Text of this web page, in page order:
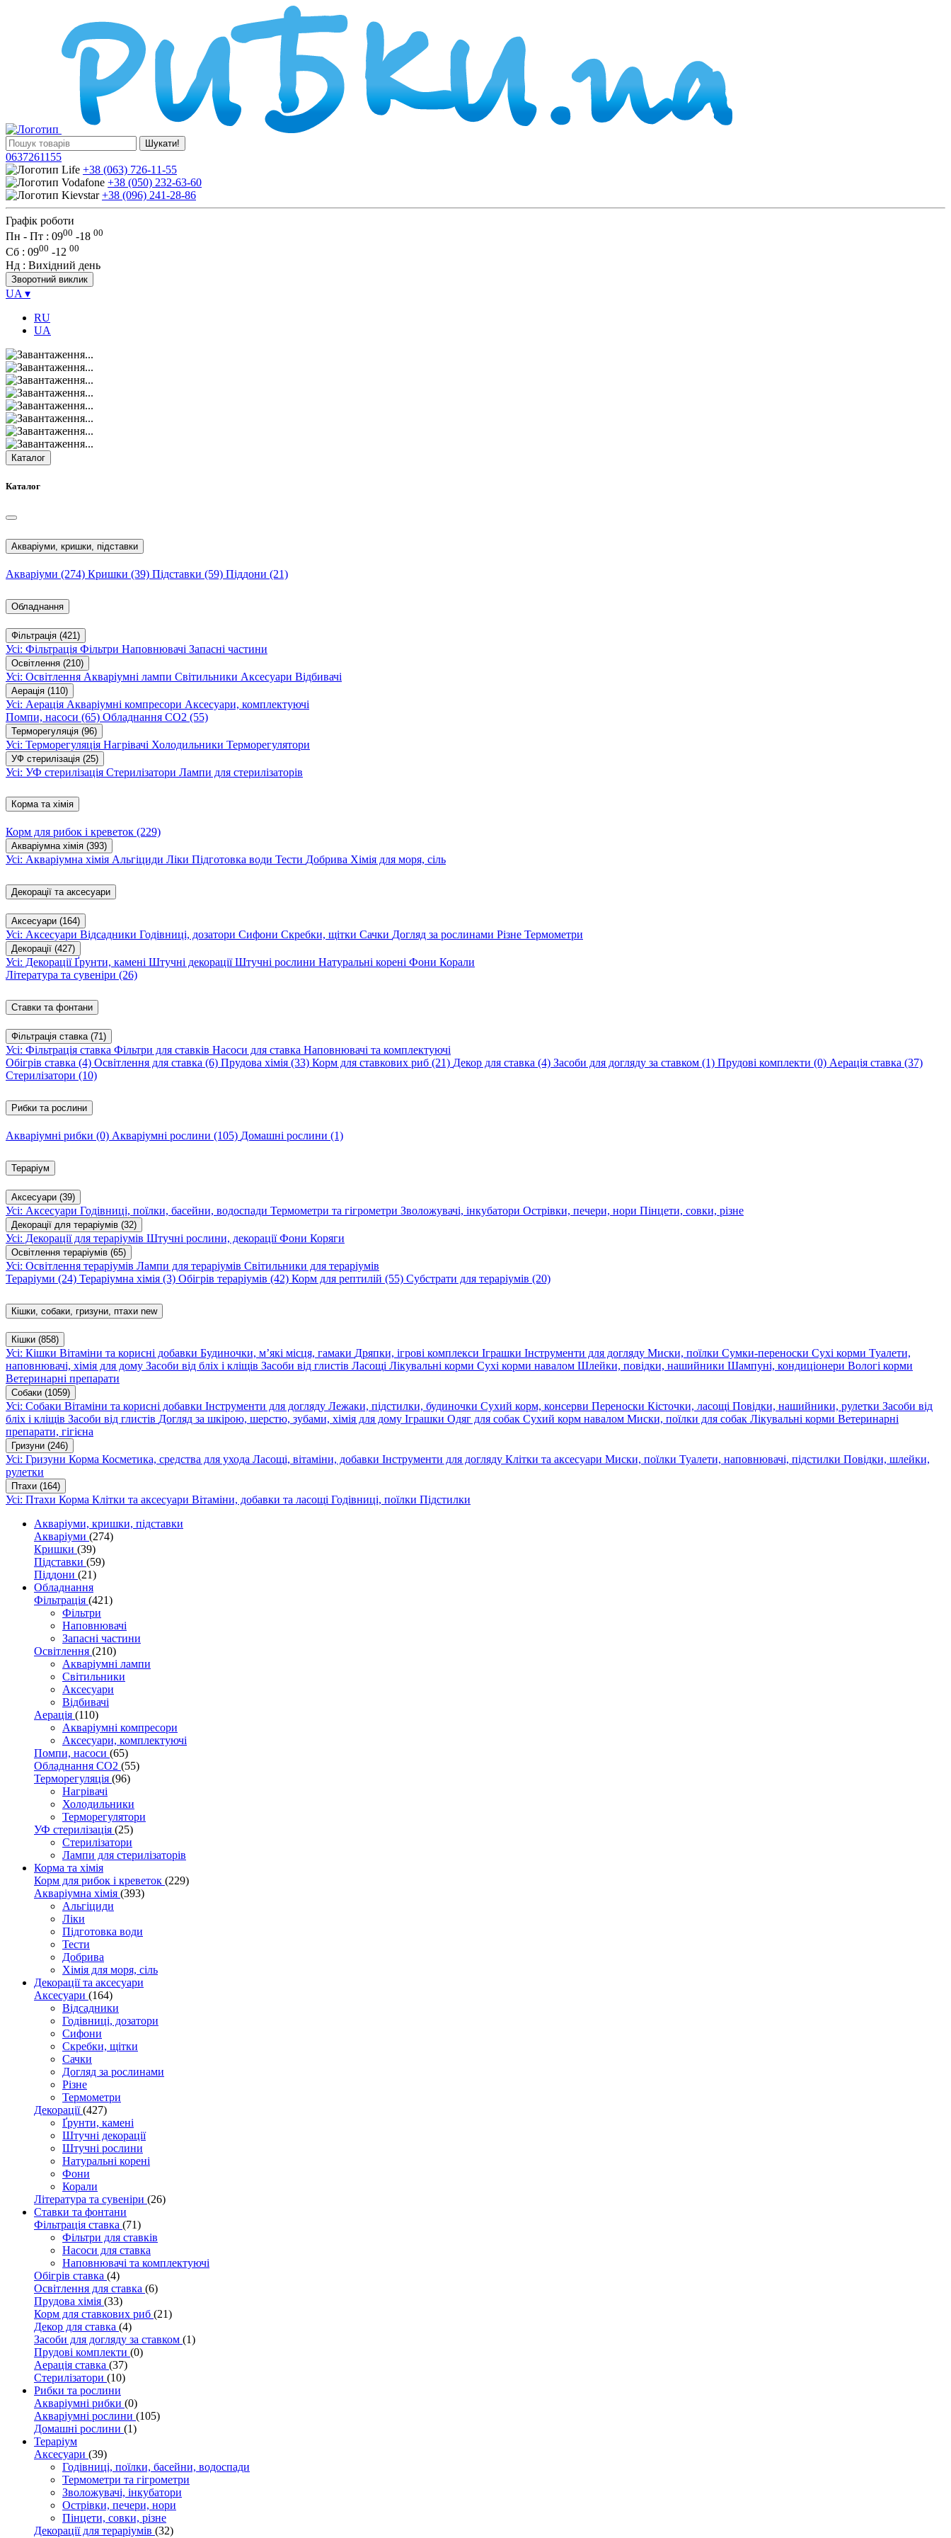
Шукати!
0637261155
+38 (063) 726-11-55
+38 (050) 232-63-60
+38 (096) 241-28-86
Графік роботи
Пн - Пт : 0900 -18 00
Сб : 0900 -12 00
Нд : Вихідний день
Зворотний виклик
UA ▾
RU
UA
Каталог
Каталог
Акваріуми, кришки, підставки
Акваріуми (274) Кришки (39) Підставки (59) Піддони (21)
Обладнання
Фільтрація (421)
Усі: Фільтрація Фільтри Наповнювачі Запасні частини
Освітлення (210)
Усі: Освітлення Акваріумні лампи Світильники Аксесуари Відбивачі
Аерація (110)
Усі: Аерація Акваріумні компресори Аксесуари, комплектуючі
Помпи, насоси (65) Обладнання CO2 (55)
Терморегуляція (96)
Усі: Терморегуляція Нагрівачі Холодильники Терморегулятори
УФ стерилізація (25)
Усі: УФ стерилізація Стерилізатори Лампи для стерилізаторів
Корма та хімія
Корм для рибок і креветок (229)
Акваріумна хімія (393)
Усі: Акваріумна хімія Альгіциди Ліки Підготовка води Тести Добрива Хімія для моря, сіль
Декорації та аксесуари
Аксесуари (164)
Усі: Аксесуари Відсадники Годівниці, дозатори Сифони Скребки, щітки Сачки Догляд за рослинами Різне Термометри
Декорації (427)
Усі: ДекораціїҐрунти, камені Штучні декораціїШтучні рослини Натуральні корені Фони Корали
Література та сувеніри (26)
Ставки та фонтани
Фільтрація ставка (71)
Усі: Фільтрація ставка Фільтри для ставків Насоси для ставка Наповнювачі та комплектуючі
Обігрів ставка (4) Освітлення для ставка (6) Прудова хімія (33) Корм для ставкових риб (21) Декор для ставка (4) Засоби для догляду за ставком (1) Прудові комплекти (0) Аерація ставка (37)
Стерилізатори (10)
Рибки та рослини
Акваріумні рибки (0) Акваріумні рослини (105) Домашні рослини (1)
Тераріум
Аксесуари (39)
Усі: Аксесуари Годівниці, поїлки, басейни, водоспади Термометри та гігрометри Зволожувачі, інкубатори Острівки, печери, нори Пінцети, совки, різне
Декорації для тераріумів (32)
Усі: Декорації для тераріумів Штучні рослини, декораціїФони Коряги
Освітлення тераріумів (65)
Усі: Освітлення тераріумів Лампи для тераріумів Світильники для тераріумів
Тераріуми (24) Тераріумна хімія (3) Обігрів тераріумів (42) Корм для рептилій (55) Субстрати для тераріумів (20)
Кішки, собаки, гризуни, птахи new
Кішки (858)
Усі: Кішки Вітаміни та корисні добавки Будиночки, м’які місця, гамаки Дряпки, ігрові комплекси Іграшки Інструменти для догляду Миски, поїлки Сумки-переноски Сухі корми Туалети,
наповнювачі, хімія для дому Засоби від бліх і кліщів Засоби від глистів Ласощі Лікувальні корми Сухі корми навалом Шлейки, повідки, нашийники Шампуні, кондиціонери Вологі корми
Ветеринарні препарати
Собаки (1059)
Усі: Собаки Вітаміни та корисні добавки Інструменти для догляду Лежаки, підстилки, будиночки Сухий корм, консерви Переноски Кісточки, ласощі Повідки, нашийники, рулетки Засоби від
бліх і кліщів Засоби від глистів Догляд за шкірою, шерстю, зубами, хімія для дому Іграшки Одяг для собак Сухий корм навалом Миски, поїлки для собак Лікувальні корми Ветеринарні
препарати, гігієна
Гризуни (246)
Усі: Гризуни Корма Косметика, средства для ухода Ласощі, вітаміни, добавки Інструменти для догляду Клітки та аксесуари Миски, поїлки Туалети, наповнювачі, підстилки Повідки, шлейки,
рулетки
Птахи (164)
Усі: Птахи Корма Клітки та аксесуари Вітаміни, добавки та ласощі Годівниці, поїлки Підстилки
Акваріуми, кришки, підставки
Акваріуми (274)
Кришки (39)
Підставки (59)
Піддони (21)
Обладнання
Фільтрація (421)
Фільтри
Наповнювачі
Запасні частини
Освітлення (210)
Акваріумні лампи
Світильники
Аксесуари
Відбивачі
Аерація (110)
Акваріумні компресори
Аксесуари, комплектуючі
Помпи, насоси (65)
Обладнання CO2 (55)
Терморегуляція (96)
Нагрівачі
Холодильники
Терморегулятори
УФ стерилізація (25)
Стерилізатори
Лампи для стерилізаторів
Корма та хімія
Корм для рибок і креветок (229)
Акваріумна хімія (393)
Альгіциди
Ліки
Підготовка води
Тести
Добрива
Хімія для моря, сіль
Декорації та аксесуари
Аксесуари (164)
Відсадники
Годівниці, дозатори
Сифони
Скребки, щітки
Сачки
Догляд за рослинами
Різне
Термометри
Декорації(427)
Ґрунти, камені
Штучні декорації
Штучні рослини
Натуральні корені
Фони
Корали
Література та сувеніри (26)
Ставки та фонтани
Фільтрація ставка (71)
Фільтри для ставків
Насоси для ставка
Наповнювачі та комплектуючі
Обігрів ставка (4)
Освітлення для ставка (6)
Прудова хімія (33)
Корм для ставкових риб (21)
Декор для ставка (4)
Засоби для догляду за ставком (1)
Прудові комплекти (0)
Аерація ставка (37)
Стерилізатори (10)
Рибки та рослини
Акваріумні рибки (0)
Акваріумні рослини (105)
Домашні рослини (1)
Тераріум
Аксесуари (39)
Годівниці, поїлки, басейни, водоспади
Термометри та гігрометри
Зволожувачі, інкубатори
Острівки, печери, нори
Пінцети, совки, різне
Декорації для тераріумів (32)